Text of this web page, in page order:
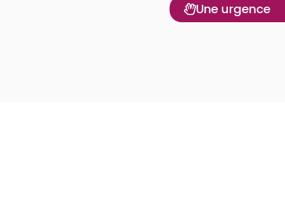
Une urgence